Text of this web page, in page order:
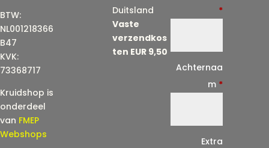
BTW:
NL001218366
B47
KVK:
73368717
Kruidshop is
onderdeel
van FMEP
Webshops
Duitsland
Vaste
verzendkos
ten EUR 9,50
*
Achternaa
m *
Extra